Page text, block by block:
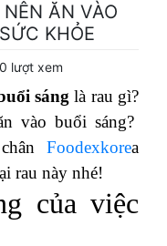
ĂN VÀO
KHỎE
lượt xem
sáng là rau gì?
vào buổi sáng?
Foodexkorea
rau này nhé!
của việc